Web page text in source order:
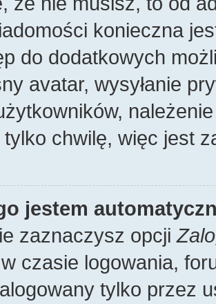
konieczna
do dodatkowych
avatar, wysyłanie
chwilę, więc jest
jestem
zaznaczysz opcji
w czasie logowania,
tylko przez